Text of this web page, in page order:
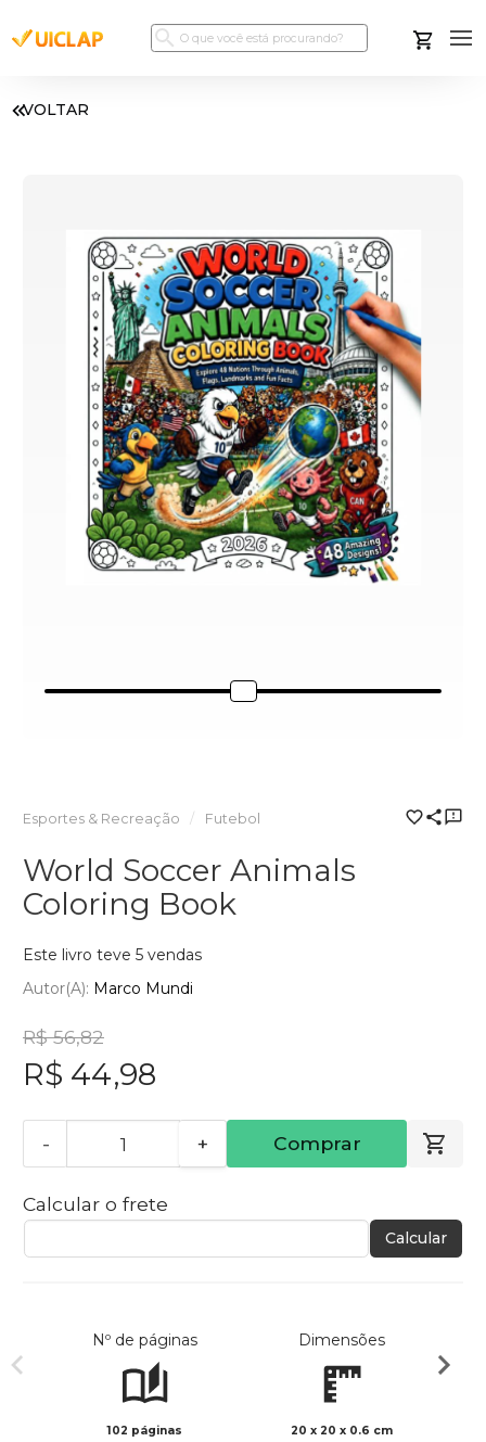
VOLTAR
Esportes & Recreação Futebol
World Soccer Animals
Coloring Book
Este livro teve 5 vendas
Autor(a): Marco Mundi
R$ 56,82
R$ 44,98
- + Comprar
Calcular o frete
Calcular
Nº de páginas
102 páginas
Dimensões
20 x 20 x 0.6 cm